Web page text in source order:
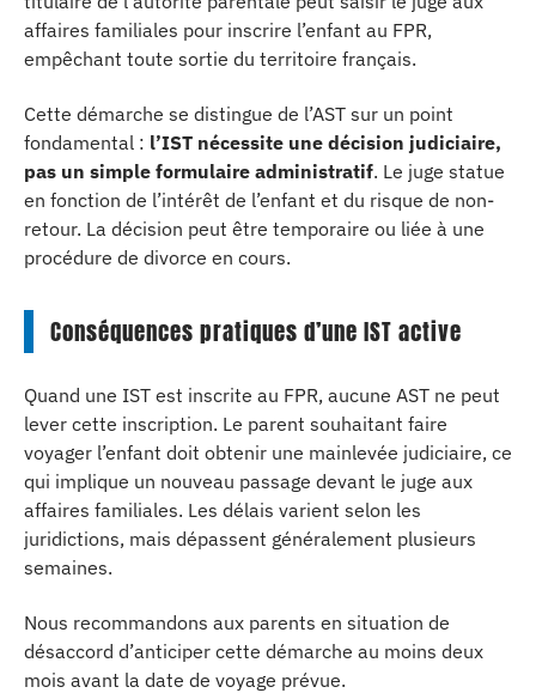
affaires familiales pour inscrire l’enfant au FPR,
empêchant toute sortie du territoire français.
Cette démarche se distingue de l’AST sur un point
fondamental : l’IST nécessite une décision judiciaire,
pas un simple formulaire administratif. Le juge statue
en fonction de l’intérêt de l’enfant et du risque de non-
retour. La décision peut être temporaire ou liée à une
procédure de divorce en cours.
Conséquences pratiques d’une IST active
Quand une IST est inscrite au FPR, aucune AST ne peut
lever cette inscription. Le parent souhaitant faire
voyager l’enfant doit obtenir une mainlevée judiciaire, ce
qui implique un nouveau passage devant le juge aux
affaires familiales. Les délais varient selon les
juridictions, mais dépassent généralement plusieurs
semaines.
Nous recommandons aux parents en situation de
désaccord d’anticiper cette démarche au moins deux
mois avant la date de voyage prévue.